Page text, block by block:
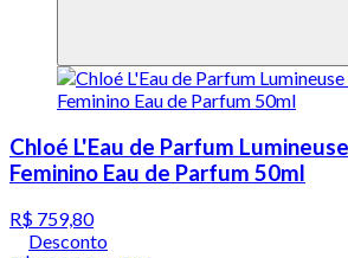
Chloé L'Eau de Parfum
Feminino Eau de Parfum 50ml
R$ 759,80
Desconto